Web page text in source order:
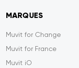
MARQUES
Muvit for Change
Muvit for France
Muvit iO